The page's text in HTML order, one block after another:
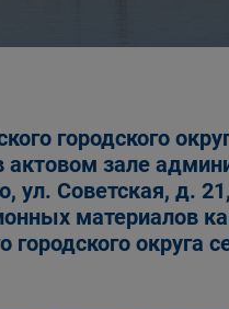
городского
актовом зале
ул. Советская, д.
материалов
округа